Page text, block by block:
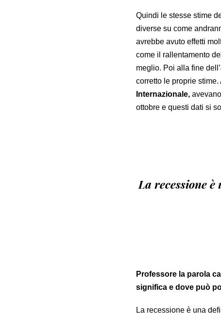
Quindi le stesse stime
diverse su come
avrebbe avuto effetti
come il rallentamento
meglio. Poi alla fine
corretto le proprie
Internazionale,
ottobre e questi dati si
La recessione
Professore la parola
significa e dove può
La recessione è una